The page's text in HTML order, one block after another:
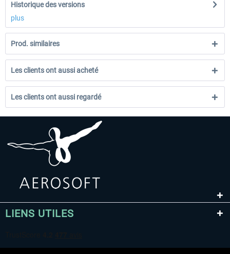
Historique des versions
plus
Prod. similaires
Les clients ont aussi acheté
Les clients ont aussi regardé
LIENS UTILES